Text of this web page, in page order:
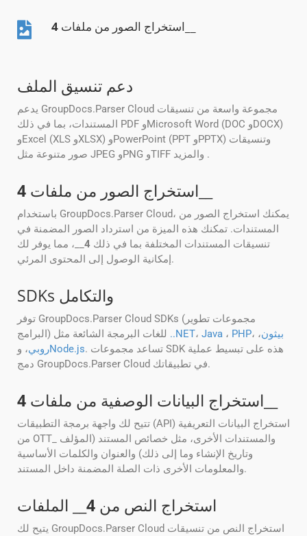
استخراج الصور من ملفات 4
دعم تنسيق الملف
يدعم GroupDocs.Parser Cloud مجموعة واسعة من تنسيقات
المستندات، بما في ذلك PDF وMicrosoft Word (DOC وDOCX)
وExcel (XLS وXLSX) وPowerPoint (PPT وPPTX) وتنسيقات
صور متنوعة مثل JPEG وPNG وTIFF والمزيد .
استخراج الصور من ملفات 4
باستخدام GroupDocs.Parser Cloud، يمكنك استخراج الصور من
المستندات. تمكنك هذه الميزة من استرداد الصور المضمنة في
تنسيقات المستندات المختلفة بما في ذلك 4 __، مما يوفر لك
إمكانية الوصول إلى المحتوى المرئي.
SDKs والتكامل
توفر GroupDocs.Parser Cloud SDKs (مجموعات تطوير
..NET، Java ، PHP، بيثون،
روبي، و Node.js. تساعد مجموعات SDK هذه على تبسيط عملية
دمج GroupDocs.Parser Cloud في تطبيقاتك.
استخراج البيانات الوصفية من ملفات 4
تتيح لك واجهة برمجة التطبيقات (API) استخراج البيانات التعريفية
من OTT_ والمستندات الأخرى، مثل خصائص المستند (المؤلف
وتاريخ الإنشاء وما إلى ذلك) والعنوان والكلمات الأساسية
والمعلومات الأخرى ذات الصلة المضمنة داخل المستند.
استخراج النص من 4 __ الملفات
يتيح لك GroupDocs.Parser Cloud استخراج النص من تنسيقات